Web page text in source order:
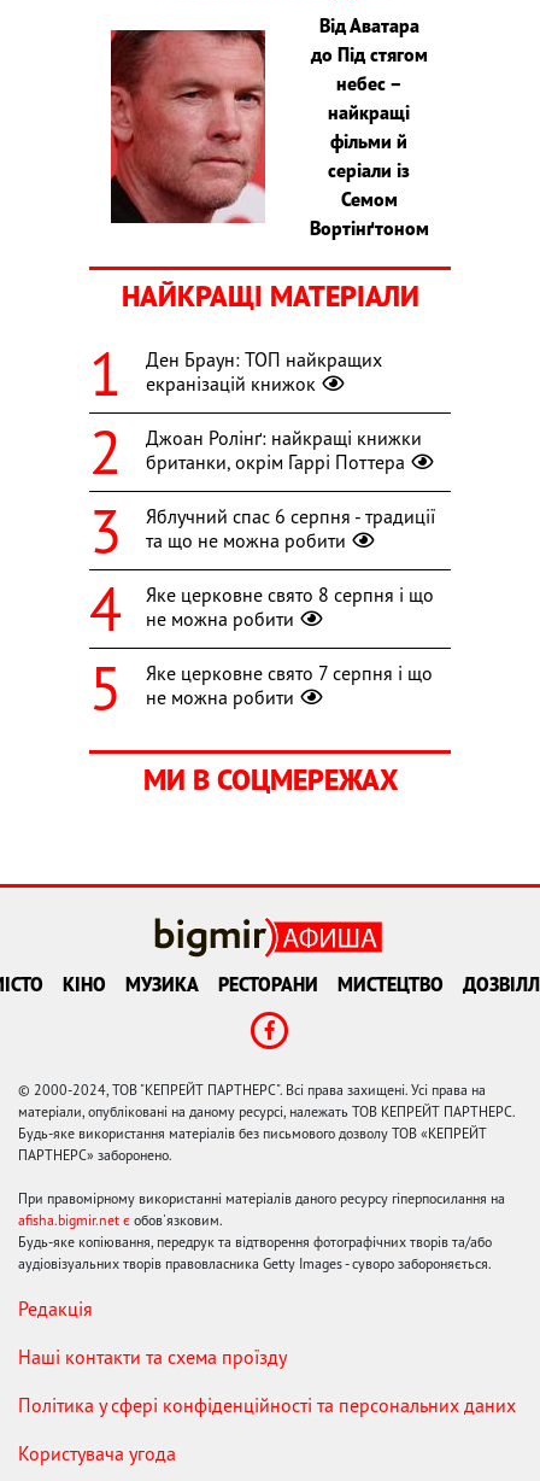
Від Аватара
до Під стягом
небес –
найкращі
фільми й
серіали із
Семом
Вортінґтоном
НАЙКРАЩІ МАТЕРІАЛИ
Ден Браун: ТОП найкращих
екранізацій книжок
Джоан Ролінґ: найкращі книжки
британки, окрім Гаррі Поттера
Яблучний спас 6 серпня - традиції
та що не можна робити
Яке церковне свято 8 серпня і що
не можна робити
Яке церковне свято 7 серпня і що
не можна робити
МИ В СОЦМЕРЕЖАХ
КІНО МУЗИКА РЕСТОРАНИ МИСТЕЦТВО
© 2000-2024, ТОВ "КЕПРЕЙТ ПАРТНЕРС". Всі права захищені. Усі права на
матеріали, опубліковані на даному ресурсі, належать ТОВ КЕПРЕЙТ ПАРТНЕРС.
Будь-яке використання матеріалів без письмового дозволу ТОВ «КЕПРЕЙТ
ПАРТНЕРС» заборонено.
При правомірному використанні матеріалів даного ресурсу гіперпосилання на
afisha.bigmir.net є обов'язковим.
Будь-яке копіювання, передрук та відтворення фотографічних творів та/або
аудіовізуальних творів правовласника Getty Images - суворо забороняється.
Редакція
Наші контакти та схема проїзду
Політика у сфері конфіденційності та персональних даних
Користувача угода